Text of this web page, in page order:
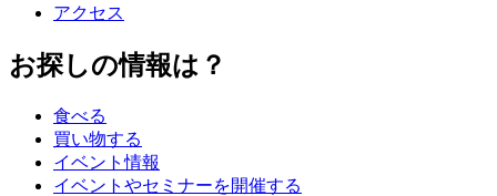
アクセス
お探しの情報は？
食べる
買い物する
イベント情報
イベントやセミナーを開催する